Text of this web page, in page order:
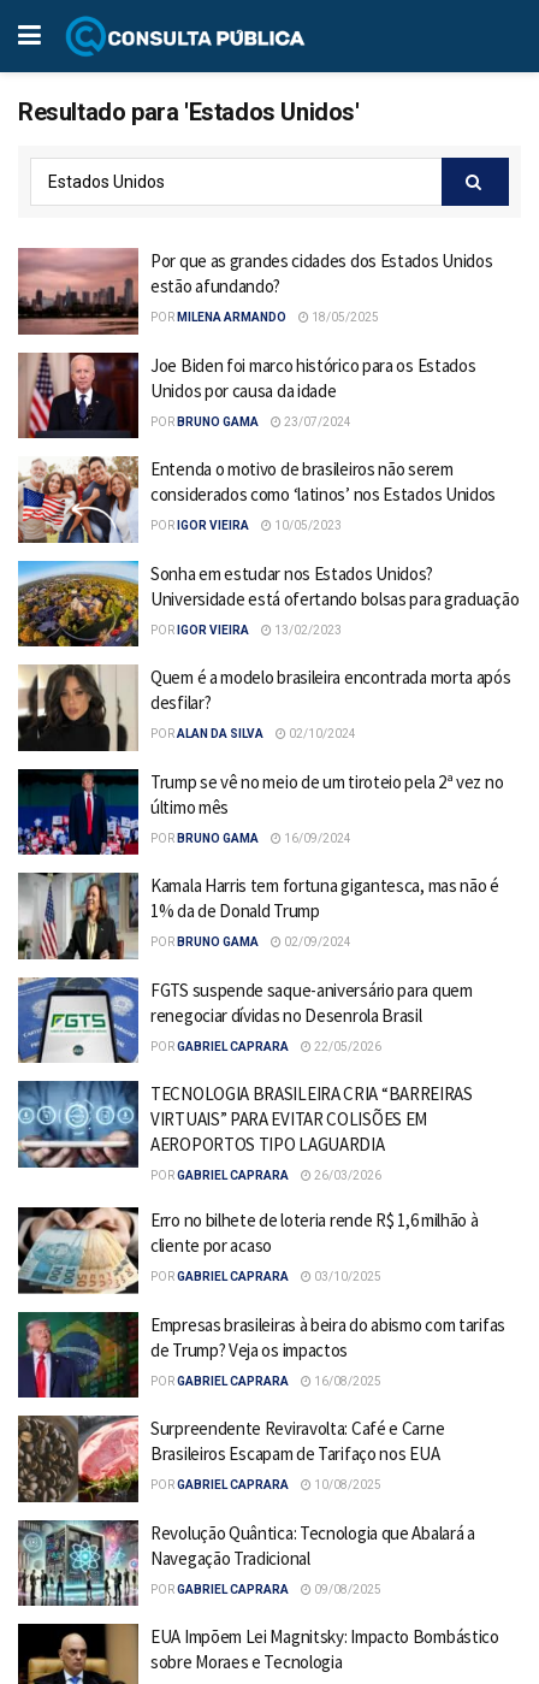
Resultado para 'Estados Unidos'
Por que as grandes cidades dos Estados Unidos
estão afundando?
POR MILENA ARMANDO 18/05/2025
Joe Biden foi marco histórico para os Estados
Unidos por causa da idade
POR BRUNO GAMA 23/07/2024
Entenda o motivo de brasileiros não serem
considerados como ‘latinos’ nos Estados Unidos
POR IGOR VIEIRA 10/05/2023
Sonha em estudar nos Estados Unidos?
Universidade está ofertando bolsas para graduação
POR IGOR VIEIRA 13/02/2023
Quem é a modelo brasileira encontrada morta após
desfilar?
PORALAN DA SILVA 02/10/2024
Trump se vê no meio de um tiroteio pela 2ª vez no
último mês
POR BRUNO GAMA 16/09/2024
Kamala Harris tem fortuna gigantesca, mas não é
1% da de Donald Trump
POR BRUNO GAMA 02/09/2024
FGTS suspende saque-aniversário para quem
renegociar dívidas no Desenrola Brasil
PORGABRIEL CAPRARA 22/05/2026
TECNOLOGIA BRASILEIRA CRIA “BARREIRAS
VIRTUAIS” PARA EVITAR COLISÕES EM
AEROPORTOS TIPO LAGUARDIA
PORGABRIEL CAPRARA 26/03/2026
Erro no bilhete de loteria rende R$ 1,6 milhão à
cliente por acaso
PORGABRIEL CAPRARA 03/10/2025
Empresas brasileiras à beira do abismo com tarifas
de Trump? Veja os impactos
PORGABRIEL CAPRARA 16/08/2025
Surpreendente Reviravolta: Café e Carne
Brasileiros Escapam de Tarifaço nos EUA
PORGABRIEL CAPRARA 10/08/2025
Revolução Quântica: Tecnologia que Abalará a
Navegação Tradicional
PORGABRIEL CAPRARA 09/08/2025
EUA Impõem Lei Magnitsky: Impacto Bombástico
sobre Moraes e Tecnologia